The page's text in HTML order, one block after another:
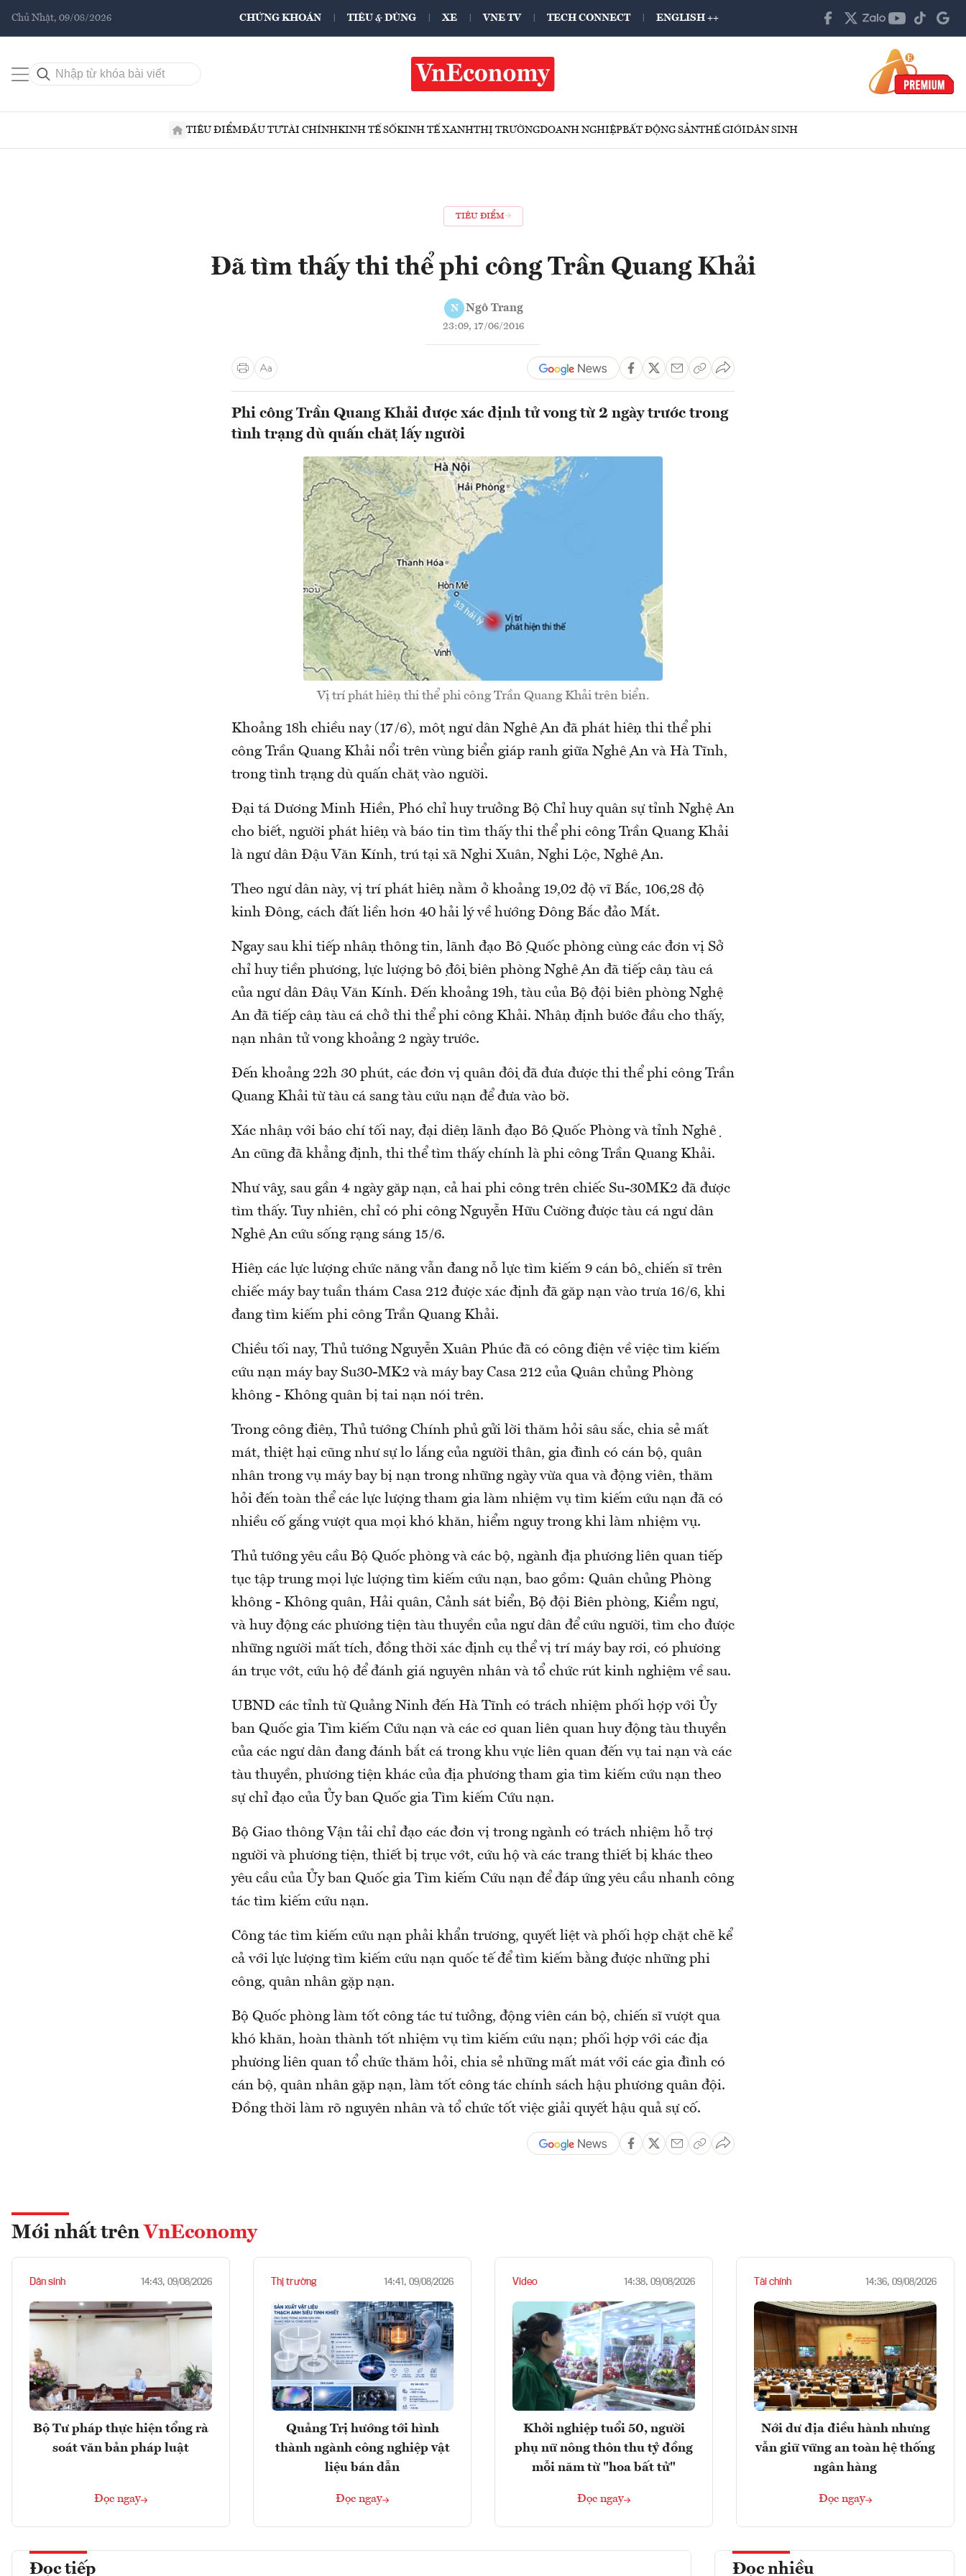
Chủ Nhật, 09/08/2026 CHỨNG KHOÁN TIÊU & DÙNG XE VNE TV TECH CONNECT ENGLISH ++
TIÊU ĐIỂMĐẦU TƯTÀI CHÍNHKINH TẾ SỐKINH TẾ XANHTHỊ TRƯỜNGDOANH NGHIỆPBẤT ĐỘNG SẢNTHẾ GIỚIDÂN SINH
TIÊU ĐIỂM
Đã tìm thấy thi thể phi công Trần Quang Khải
N Ngô Trang
23:09, 17/06/2016
Phi công Trần Quang Khải được xác định tử vong từ 2 ngày trước trong
tình trạng dù quấn chặt lấy người
Vị trí phát hiện thi thể phi công Trần Quang Khải trên biển.
Khoảng 18h chiều nay (17/6), một ngư dân Nghệ An đã phát hiện thi thể phi
công Trần Quang Khải nổi trên vùng biển giáp ranh giữa Nghệ An và Hà Tĩnh,
trong tình trạng dù quấn chặt vào người.
Đại tá Dương Minh Hiền, Phó chỉ huy trưởng Bộ Chỉ huy quân sự tỉnh Nghệ An
cho biết, người phát hiện và báo tin tìm thấy thi thể phi công Trần Quang Khải
là ngư dân Đậu Văn Kính, trú tại xã Nghi Xuân, Nghi Lộc, Nghệ An.
Theo ngư dân này, vị trí phát hiện nằm ở khoảng 19,02 độ vĩ Bắc, 106,28 độ
kinh Đông, cách đất liền hơn 40 hải lý về hướng Đông Bắc đảo Mắt.
Ngay sau khi tiếp nhận thông tin, lãnh đạo Bộ Quốc phòng cùng các đơn vị Sở
chỉ huy tiền phương, lực lượng bộ đội biên phòng Nghệ An đã tiếp cận tàu cá
của ngư dân Đậu Văn Kính. Đến khoảng 19h, tàu của Bộ đội biên phòng Nghệ
An đã tiếp cận tàu cá chở thi thể phi công Khải. Nhận định bước đầu cho thấy,
nạn nhân tử vong khoảng 2 ngày trước.
Đến khoảng 22h 30 phút, các đơn vị quân đội đã đưa được thi thể phi công Trần
Quang Khải từ tàu cá sang tàu cứu nạn để đưa vào bờ.
Xác nhận với báo chí tối nay, đại diện lãnh đạo Bộ Quốc Phòng và tỉnh Nghệ
An cũng đã khẳng định, thi thể tìm thấy chính là phi công Trần Quang Khải.
Như vậy, sau gần 4 ngày gặp nạn, cả hai phi công trên chiếc Su-30MK2 đã được
tìm thấy. Tuy nhiên, chỉ có phi công Nguyễn Hữu Cường được tàu cá ngư dân
Nghệ An cứu sống rạng sáng 15/6.
Hiện các lực lượng chức năng vẫn đang nỗ lực tìm kiếm 9 cán bộ, chiến sĩ trên
chiếc máy bay tuần thám Casa 212 được xác định đã gặp nạn vào trưa 16/6, khi
đang tìm kiếm phi công Trần Quang Khải.
Chiều tối nay, Thủ tướng Nguyễn Xuân Phúc đã có công điện về việc tìm kiếm
cứu nạn máy bay Su30-MK2 và máy bay Casa 212 của Quân chủng Phòng
không - Không quân bị tai nạn nói trên.
Trong công điện, Thủ tướng Chính phủ gửi lời thăm hỏi sâu sắc, chia sẻ mất
mát, thiệt hại cũng như sự lo lắng của người thân, gia đình có cán bộ, quân
nhân trong vụ máy bay bị nạn trong những ngày vừa qua và động viên, thăm
hỏi đến toàn thể các lực lượng tham gia làm nhiệm vụ tìm kiếm cứu nạn đã có
nhiều cố gắng vượt qua mọi khó khăn, hiểm nguy trong khi làm nhiệm vụ.
Thủ tướng yêu cầu Bộ Quốc phòng và các bộ, ngành địa phương liên quan tiếp
tục tập trung mọi lực lượng tìm kiếm cứu nạn, bao gồm: Quân chủng Phòng
không - Không quân, Hải quân, Cảnh sát biển, Bộ đội Biên phòng, Kiểm ngư,
và huy động các phương tiện tàu thuyền của ngư dân để cứu người, tìm cho được
những người mất tích, đồng thời xác định cụ thể vị trí máy bay rơi, có phương
án trục vớt, cứu hộ để đánh giá nguyên nhân và tổ chức rút kinh nghiệm về sau.
UBND các tỉnh từ Quảng Ninh đến Hà Tĩnh có trách nhiệm phối hợp với Ủy
ban Quốc gia Tìm kiếm Cứu nạn và các cơ quan liên quan huy động tàu thuyền
của các ngư dân đang đánh bắt cá trong khu vực liên quan đến vụ tai nạn và các
tàu thuyền, phương tiện khác của địa phương tham gia tìm kiếm cứu nạn theo
sự chỉ đạo của Ủy ban Quốc gia Tìm kiếm Cứu nạn.
Bộ Giao thông Vận tải chỉ đạo các đơn vị trong ngành có trách nhiệm hỗ trợ
người và phương tiện, thiết bị trục vớt, cứu hộ và các trang thiết bị khác theo
yêu cầu của Ủy ban Quốc gia Tìm kiếm Cứu nạn để đáp ứng yêu cầu nhanh công
tác tìm kiếm cứu nạn.
Công tác tìm kiếm cứu nạn phải khẩn trương, quyết liệt và phối hợp chặt chẽ kể
cả với lực lượng tìm kiếm cứu nạn quốc tế để tìm kiếm bằng được những phi
công, quân nhân gặp nạn.
Bộ Quốc phòng làm tốt công tác tư tưởng, động viên cán bộ, chiến sĩ vượt qua
khó khăn, hoàn thành tốt nhiệm vụ tìm kiếm cứu nạn; phối hợp với các địa
phương liên quan tổ chức thăm hỏi, chia sẻ những mất mát với các gia đình có
cán bộ, quân nhân gặp nạn, làm tốt công tác chính sách hậu phương quân đội.
Đồng thời làm rõ nguyên nhân và tổ chức tốt việc giải quyết hậu quả sự cố.
Mới nhất trên VnEconomy
Dân sinh 14:43, 09/08/2026
Bộ Tư pháp thực hiện tổng rà
soát văn bản pháp luật
Đọc ngay
Thị trường 14:41, 09/08/2026
Quảng Trị hướng tới hình
thành ngành công nghiệp vật
liệu bán dẫn
Đọc ngay
Video 14:38, 09/08/2026
Khởi nghiệp tuổi 50, người
phụ nữ nông thôn thu tỷ đồng
mỗi năm từ "hoa bất tử"
Đọc ngay
Tài chính 14:36, 09/08/2026
Nới dư địa điều hành nhưng
vẫn giữ vững an toàn hệ thống
ngân hàng
Đọc ngay
Đọc tiếp Đọc nhiều